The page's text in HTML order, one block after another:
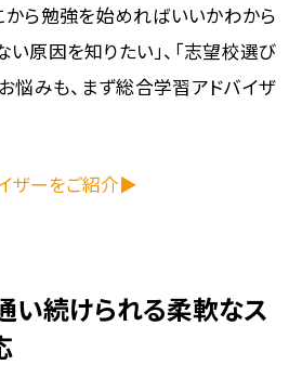
から勉強を始めればいいかわから
い原因を知りたい」、「志望校選び
悩みも、まず総合学習アドバイザ
イザーをご紹介▶
い続けられる柔軟なス